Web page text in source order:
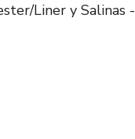
Liner y Salinas -